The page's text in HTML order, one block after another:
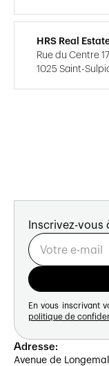
HRS Real
Rue du Centre
1025 Saint-
Inscrivez-
En vous inscrivant
politique de
Adresse:
Avenue de